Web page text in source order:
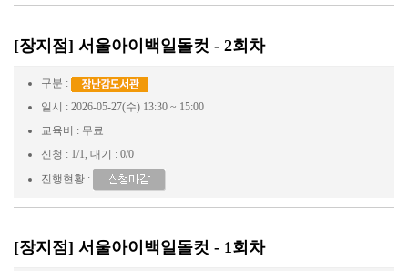
[장지점] 서울아이백일돌컷 - 2회차
구분 :
일시 : 2026-05-27(수) 13:30 ~ 15:00
교육비 : 무료
신청 : 1/1, 대기 : 0/0
진행현황 :
[장지점] 서울아이백일돌컷 - 1회차